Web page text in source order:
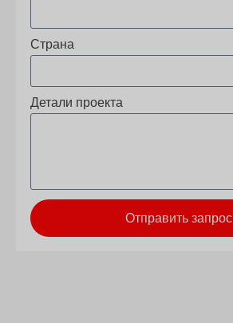
Страна
Детали проекта
Отправить запрос